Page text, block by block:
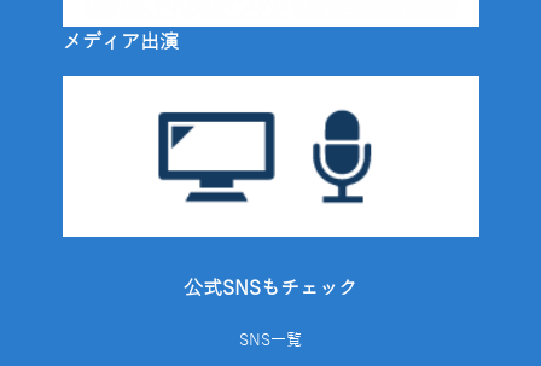
メディア出演
公式SNSもチェック
SNS一覧